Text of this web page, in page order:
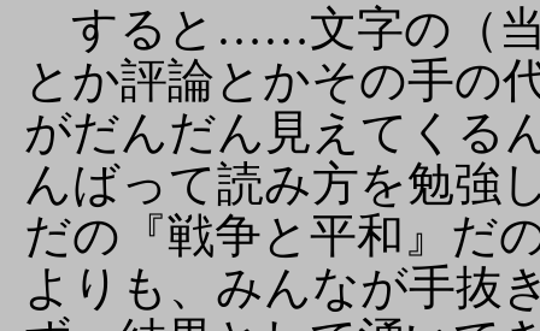
すると……文字の（当
とか評論とかその手の
がだんだん見えてくる
んばって読み方を勉強
だの『戦争と平和』だ
よりも、みんなが手抜